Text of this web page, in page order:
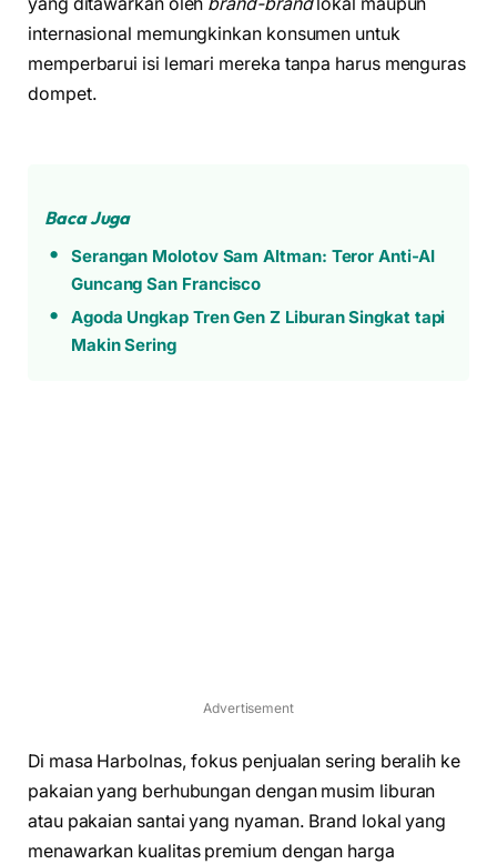
internasional memungkinkan konsumen untuk
memperbarui isi lemari mereka tanpa harus menguras
dompet.
Baca Juga
Serangan Molotov Sam Altman: Teror Anti-AI
Guncang San Francisco
Agoda Ungkap Tren Gen Z Liburan Singkat tapi
Makin Sering
Advertisement
Di masa Harbolnas, fokus penjualan sering beralih ke
pakaian yang berhubungan dengan musim liburan
atau pakaian santai yang nyaman. Brand lokal yang
menawarkan kualitas premium dengan harga